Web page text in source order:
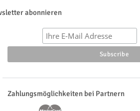
abonnieren
Zahlungsmöglichkeiten bei Partnern